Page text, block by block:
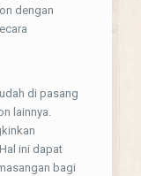
dengan
di pasang
lainnya.
ini dapat
bagi